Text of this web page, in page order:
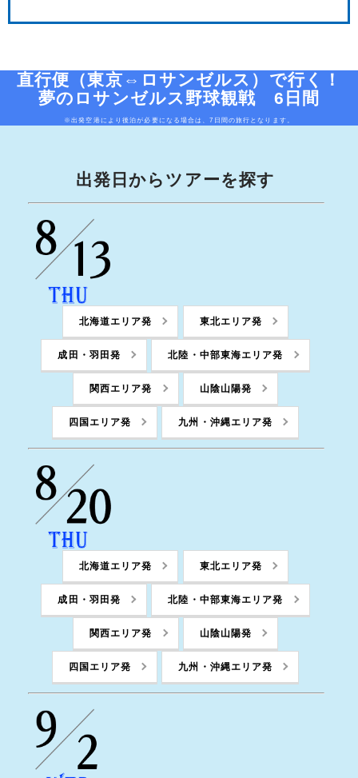
直行便（東京⇔ロサンゼルス）で行く！
夢のロサンゼルス野球観戦 6日間
※出発空港により後泊が必要になる場合は、7日間の旅行となります。
出発日からツアーを探す
北海道エリア発 東北エリア発
成田・羽田発 北陸・中部東海エリア発
関西エリア発 山陰山陽発
四国エリア発 九州・沖縄エリア発
北海道エリア発 東北エリア発
成田・羽田発 北陸・中部東海エリア発
関西エリア発 山陰山陽発
四国エリア発 九州・沖縄エリア発